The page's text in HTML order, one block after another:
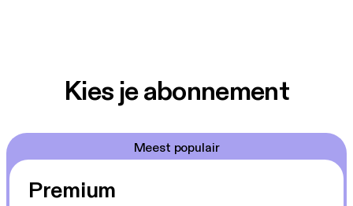
Kies je abonnement
Meest populair
Premium